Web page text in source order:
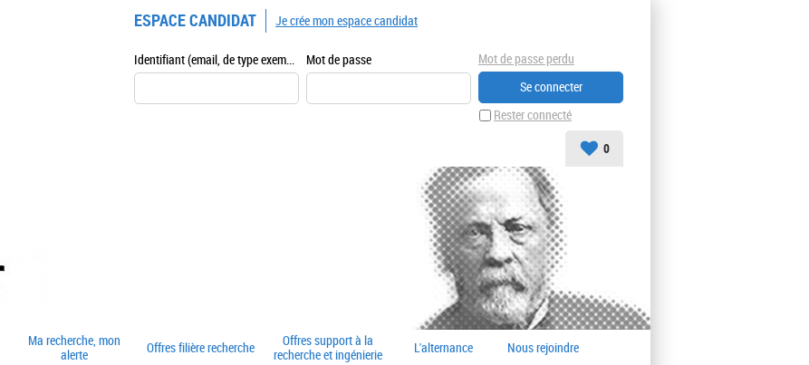
ESPACE CANDIDAT
Identifiant (email, de type exemple@exemple.fr) Mot de passe
Rester connecté
Mot de passe perdu
Je crée mon espace candidat
0
Ma recherche, mon
alerte
Offres filière recherche
Offres support à la
recherche et ingénierie
L'alternance Nous rejoindre